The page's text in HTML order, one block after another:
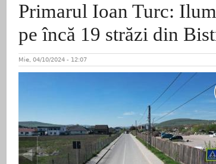
Primarul Ioan Turc:
pe încă 19 străzi din
Mie, 04/10/2024 - 12:07